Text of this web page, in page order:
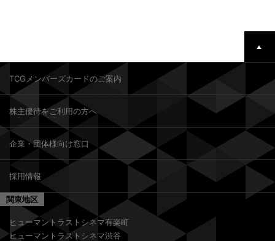
TCGメンバーズカードのご案内
株主優待をご利用の方へ
企業・団体様向け窓口
採用情報
関東地区
ヒューマントラストシネマ有楽町
ヒューマントラストシネマ渋谷